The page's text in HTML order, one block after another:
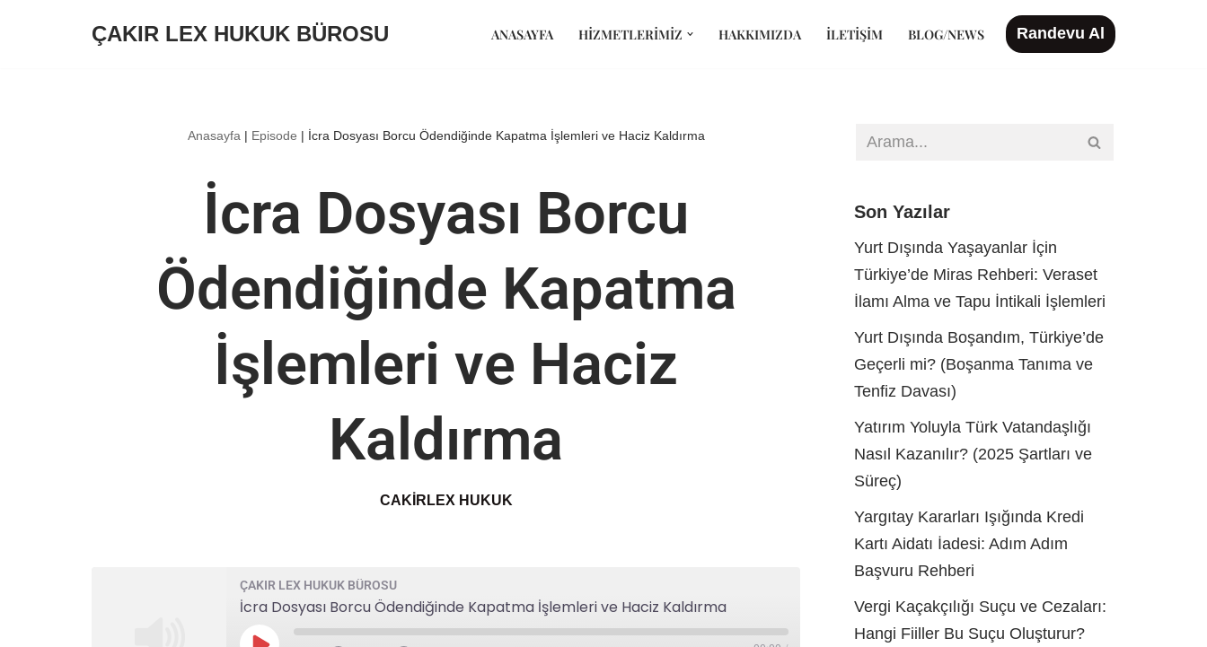
ÇAKIR LEX HUKUK BÜROSU ANASAYFA HIZMETLERIMIZ HAKKIMIZDA İLETIŞIM BLOG/NEWS Randevu Al
Anasayfa | Episode | İcra Dosyası Borcu Ödendiğinde Kapatma İşlemleri ve Haciz Kaldırma
İcra Dosyası Borcu
Ödendiğinde Kapatma
İşlemleri ve Haciz
Kaldırma
CAKIRLEX HUKUK
ÇAKIR LEX HUKUK BÜROSU
İcra Dosyası Borcu Ödendiğinde Kapatma İşlemleri ve Haciz Kaldırma
Son Yazılar
Yurt Dışında Yaşayanlar İçin
Türkiye’de Miras Rehberi: Veraset
İlamı Alma ve Tapu İntikali İşlemleri
Yurt Dışında Boşandım, Türkiye’de
Geçerli mi? (Boşanma Tanıma ve
Tenfiz Davası)
Yatırım Yoluyla Türk Vatandaşlığı
Nasıl Kazanılır? (2025 Şartları ve
Süreç)
Yargıtay Kararları Işığında Kredi
Kartı Aidatı İadesi: Adım Adım
Başvuru Rehberi
Vergi Kaçakçılığı Suçu ve Cezaları:
Hangi Fiiller Bu Suçu Oluşturur?